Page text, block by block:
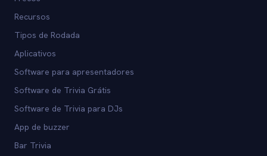
Recursos
Tipos de Rodada
Aplicativos
Software para apresentadores
Software de Trivia Grátis
Software de Trivia para DJs
App de buzzer
Bar Trivia